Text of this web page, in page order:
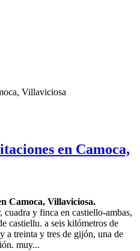
en Camoca,
Camoca, Villaviciosa.
cuadra y finca en castiello-ambas,
castiellu. a seis kilómetros de
a treinta y tres de gijón, una de
muy...